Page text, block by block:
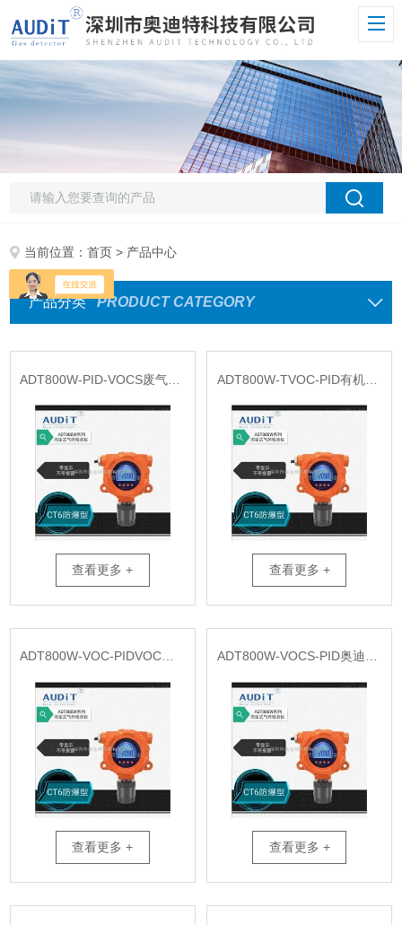
当前位置：首页 > 产品中心
产品分类 PRODUCT CATEGORY
查看更多 +
ADT800W-TVOC-PID有机物挥发性TVOC检测报警仪
查看更多 +
ADT800W-VOC-PIDVOC在线800W系列监测仪
查看更多 +
ADT800W-VOCS-PID奥迪特废气VOCS检测仪
查看更多 +